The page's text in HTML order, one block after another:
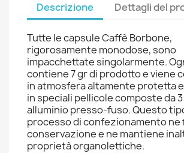
Descrizione Dettagli del
Tutte le capsule Caffè Borbone,
rigorosamente monodose, sono
impacchettate singolarmente.
contiene 7 gr di prodotto e viene
in atmosfera altamente protetta
in speciali pellicole composte da
alluminio presso-fuso. Questo
processo di confezionamento ne
conservazione e ne mantiene
proprietà organolettiche.